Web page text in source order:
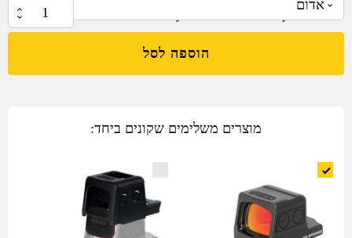
2,699.00
של
השלכה
ירוקה
הוספה לסל
מוצרים משלימים שקונים ביחד: